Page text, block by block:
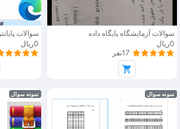
سوالات آزمایشگاه پایگاه داده
0ریال
17نفر
سوالات
0ریال
نمونه سوال نمونه سوال